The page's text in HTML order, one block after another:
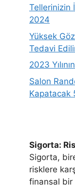
Tellerinizin
2024
Yüksek
Tedavi
2023
Salon
Kapatacak
Sigorta:
Sigorta,
risklere
finansal bir